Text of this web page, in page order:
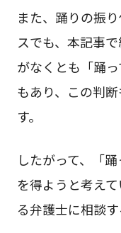
また、踊りの振
スでも、本記事
がなくとも「踊
もあり、この判
す。
したがって、「
を得ようと考え
る弁護士に相談